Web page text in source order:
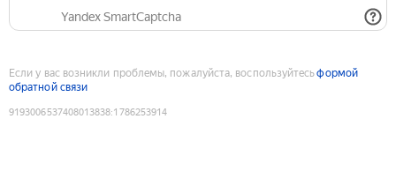
Yandex SmartCaptcha
Если у вас возникли проблемы, пожалуйста, воспользуйтесьформой
обратной связи
9193006537408013838:1786253914